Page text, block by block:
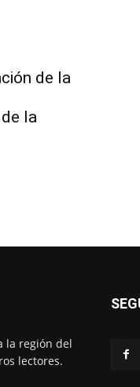
de la
la
la región del
lectores.